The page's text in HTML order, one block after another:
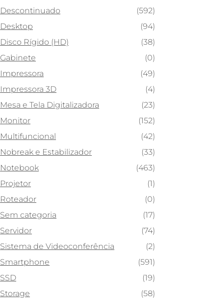
Descontinuado
(592)
Desktop
(94)
Disco Rígido (HD)
(38)
Gabinete
(0)
Impressora
(49)
Impressora 3D
(4)
Mesa e Tela Digitalizadora
(23)
Monitor
(152)
Multifuncional
(42)
Nobreak e Estabilizador
(33)
Notebook
(463)
Projetor
(1)
Roteador
(0)
Sem categoria
(17)
Servidor
(74)
Sistema de Videoconferência
(2)
Smartphone
(591)
SSD
(19)
Storage
(58)